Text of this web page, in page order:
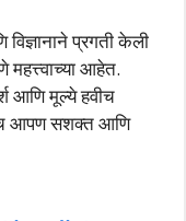
प्रगती केली
आहेत.
आणि मूल्ये हवीच
आपण सशक्त आणि